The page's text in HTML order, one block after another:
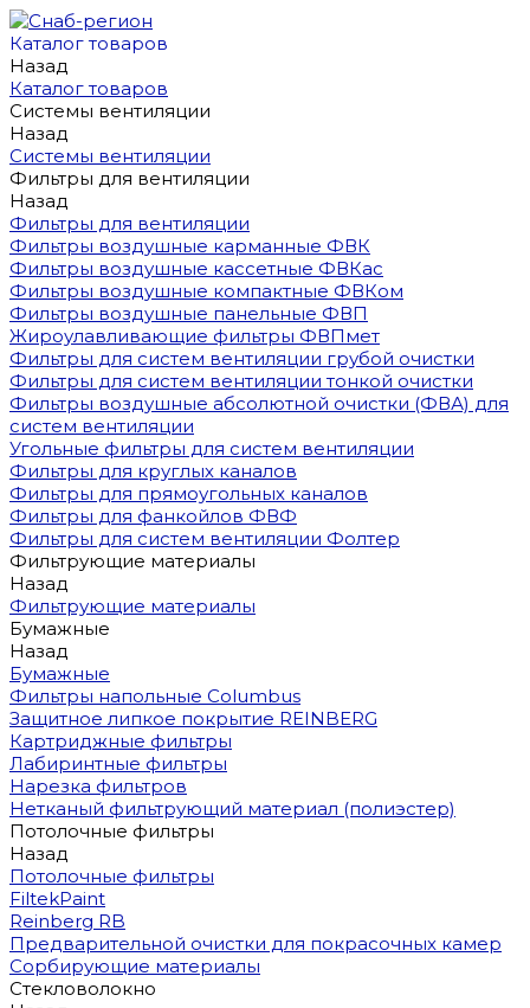
Каталог товаров
Назад
Каталог товаров
Системы вентиляции
Назад
Системы вентиляции
Фильтры для вентиляции
Назад
Фильтры для вентиляции
Фильтры воздушные карманные ФВК
Фильтры воздушные кассетные ФВКас
Фильтры воздушные компактные ФВКом
Фильтры воздушные панельные ФВП
Жироулавливающие фильтры ФВПмет
Фильтры для систем вентиляции грубой очистки
Фильтры для систем вентиляции тонкой очистки
Фильтры воздушные абсолютной очистки (ФВА) для
систем вентиляции
Угольные фильтры для систем вентиляции
Фильтры для круглых каналов
Фильтры для прямоугольных каналов
Фильтры для фанкойлов ФВФ
Фильтры для систем вентиляции Фолтер
Фильтрующие материалы
Назад
Фильтрующие материалы
Бумажные
Назад
Бумажные
Фильтры напольные Columbus
Защитное липкое покрытие REINBERG
Картриджные фильтры
Лабиринтные фильтры
Нарезка фильтров
Нетканый фильтрующий материал (полиэстер)
Потолочные фильтры
Назад
Потолочные фильтры
FiltekPaint
Reinberg RB
Предварительной очистки для покрасочных камер
Сорбирующие материалы
Стекловолокно